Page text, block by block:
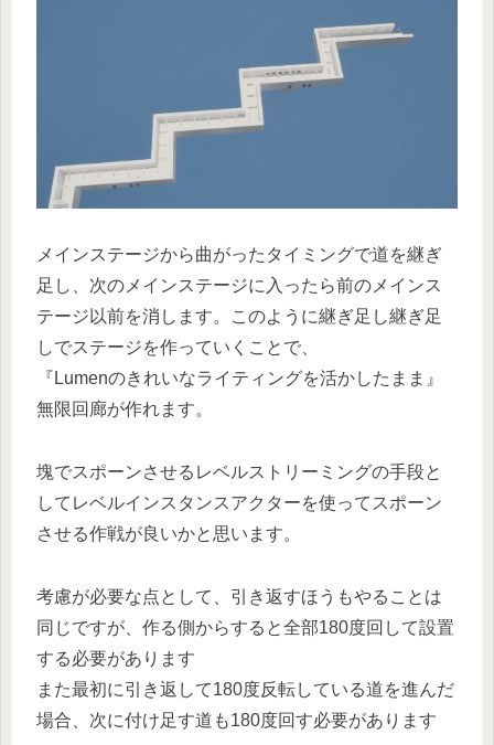
メインステージから曲がったタイミングで道を継ぎ
足し、次のメインステージに入ったら前のメインス
テージ以前を消します。このように継ぎ足し継ぎ足
しでステージを作っていくことで、
『Lumenのきれいなライティングを活かしたまま』
無限回廊が作れます。
塊でスポーンさせるレベルストリーミングの手段と
してレベルインスタンスアクターを使ってスポーン
させる作戦が良いかと思います。
考慮が必要な点として、引き返すほうもやることは
同じですが、作る側からすると全部180度回して設置
する必要があります
また最初に引き返して180度反転している道を進んだ
場合、次に付け足す道も180度回す必要があります